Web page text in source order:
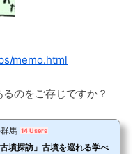
memo.html
のをご存じですか？
馬 14 Users
墳探訪」古墳を巡れる学べ